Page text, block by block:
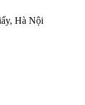
Hà Nội